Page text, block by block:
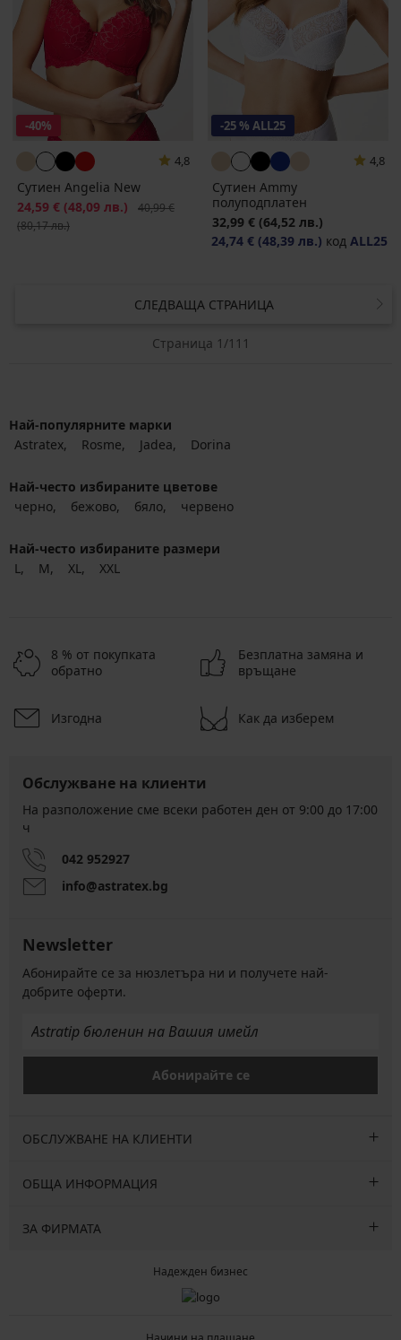
-40%
4,8
Сутиен Angelia New
Намаление
24,59 € (48,09 лв.) Първоначална цена
40,99 €
(80,17 лв.)
-25 % ALL25
4,8
Сутиен Ammy
полуподплатен
32,99 € (64,52 лв.)
24,74 € (48,39 лв.) код ALL25
СЛЕДВАЩА СТРАНИЦА
Страница 1/111
Най-популярните марки
Astratex
Rosme Jadea Dorina
Най-често избираните цветове
черно
бежово бяло червено
Най-често избираните размери
L
M XL XXL
8 % от покупката
обратно
Безплатна замяна и
връщане
Изгодна Как да изберем
Обслужване на клиенти
На разположение сме всеки работен ден от 9:00 до 17:00
ч
042 952927
info@astratex.bg
Newsletter
Абонирайте се за нюзлетъра ни и получете най-
добрите оферти.
Абонирайте се
ОБСЛУЖВАНЕ НА КЛИЕНТИ
ОБЩА ИНФОРМАЦИЯ
ЗА ФИРМАТА
Надежден бизнес